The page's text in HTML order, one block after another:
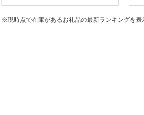
※現時点で在庫があるお礼品の最新ランキングを表